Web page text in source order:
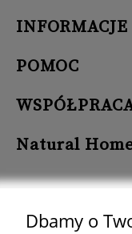
INFORMACJE
POMOC
Natural
Dbamy o